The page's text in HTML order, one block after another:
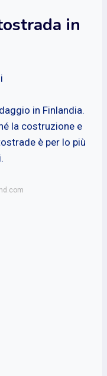
in
in Finlandia.
la costruzione e
è per lo più